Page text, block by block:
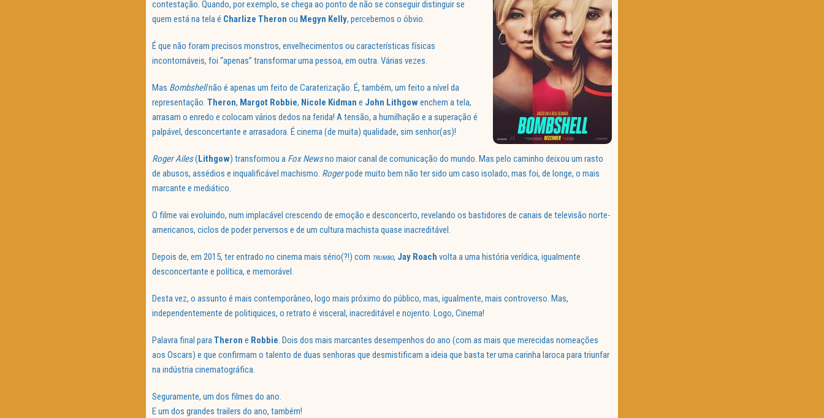
contestação. Quando, por exemplo, se chega ao ponto de não se conseguir distinguir se
quem está na tela é Charlize Theron ou Megyn Kelly, percebemos o óbvio.
É que não foram precisos monstros, envelhecimentos ou características físicas
incontornáveis, foi “apenas” transformar uma pessoa, em outra. Várias vezes.
Mas Bombshellnão é apenas um feito de Caraterização. É, também, um feito a nível da
representação. Theron, Margot Robbie, Nicole Kidman e John Lithgowenchem a tela,
arrasam o enredo e colocam vários dedos na ferida! A tensão, a humilhação e a superação é
palpável, desconcertante e arrasadora. É cinema (de muita) qualidade, sim senhor(as)!
Roger Ailes(Lithgow) transformou a Fox Newsno maior canal de comunicação do mundo. Mas pelo caminho deixou um rasto
de abusos, assédios e inqualificável machismo. Rogerpode muito bem não ter sido um caso isolado, mas foi, de longe, o mais
marcante e mediático.
O filme vai evoluindo, num implacável crescendo de emoção e desconcerto, revelando os bastidores de canais de televisão norte-
americanos, ciclos de poder perversos e de um cultura machista quase inacreditável.
Depois de, em 2015, ter entrado no cinema mais sério(?!) com TRUMBO, Jay Roach volta a uma história verídica, igualmente
desconcertante e política, e memorável.
Desta vez, o assunto é mais contemporâneo, logo mais próximo do público, mas, igualmente, mais controverso. Mas,
independentemente de politiquices, o retrato é visceral, inacreditável e nojento. Logo, Cinema!
Palavra final paraTheron e Robbie. Dois dos mais marcantes desempenhos do ano (com as mais que merecidas nomeações
aos Oscars) e que confirmam o talento de duas senhoras que desmistificam a ideia que basta ter uma carinha laroca para triunfar
na indústria cinematográfica.
Seguramente, um dos filmes do ano.
E um dos grandes trailers do ano, também!